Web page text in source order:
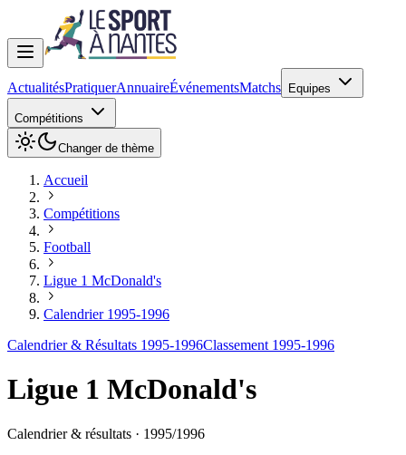
ActualitésPratiquerAnnuaireÉvénementsMatchs Equipes
Compétitions
Changer de thème
Accueil
Compétitions
Football
Ligue 1 McDonald's
Calendrier 1995-1996
Calendrier & Résultats 1995-1996Classement 1995-1996
Ligue 1 McDonald's
Calendrier & résultats · 1995/1996